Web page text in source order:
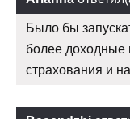
Было бы
более доходные
страхования и